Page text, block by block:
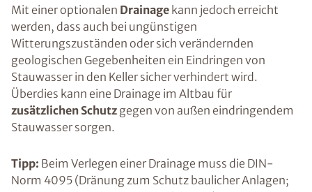
Mit einer optionalen Drainage kann jedoch erreicht
werden, dass auch bei ungünstigen
Witterungszuständen oder sich verändernden
geologischen Gegebenheiten ein Eindringen von
Stauwasser in den Keller sicher verhindert wird.
Überdies kann eine Drainage im Altbau für
zusätzlichen Schutz gegen von außen eindringendem
Stauwasser sorgen.
Tipp: Beim Verlegen einer Drainage muss die DIN-
Norm 4095 (Dränung zum Schutz baulicher Anlagen;